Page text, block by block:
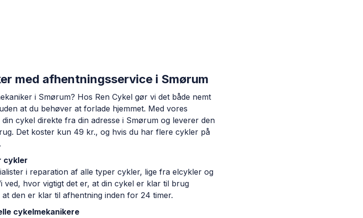
med afhentningsservice i Smørum
i Smørum? Hos Ren Cykel gør vi det både nemt
at du behøver at forlade hjemmet. Med vores
cykel direkte fra din adresse i Smørum og leverer den
Det koster kun 49 kr., og hvis du har flere cykler på
cykler
i reparation af alle typer cykler, lige fra elcykler og
ved, hvor vigtigt det er, at din cykel er klar til brug
den er klar til afhentning inden for 24 timer.
cykelmekanikere